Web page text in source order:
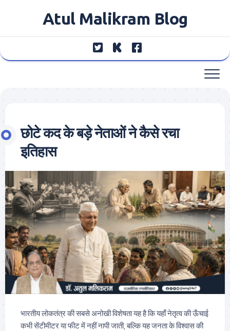
Atul Malikram Blog
छोटे कद के बड़े नेताओं ने कैसे रचा
इतिहास
भारतीय लोकतंत्र की सबसे अनोखी विशेषता यह है कि यहाँ नेतृत्व की ऊँचाई
कभी सेंटीमीटर या फीट में नहीं नापी जाती, बल्कि यह जनता के विश्वास की